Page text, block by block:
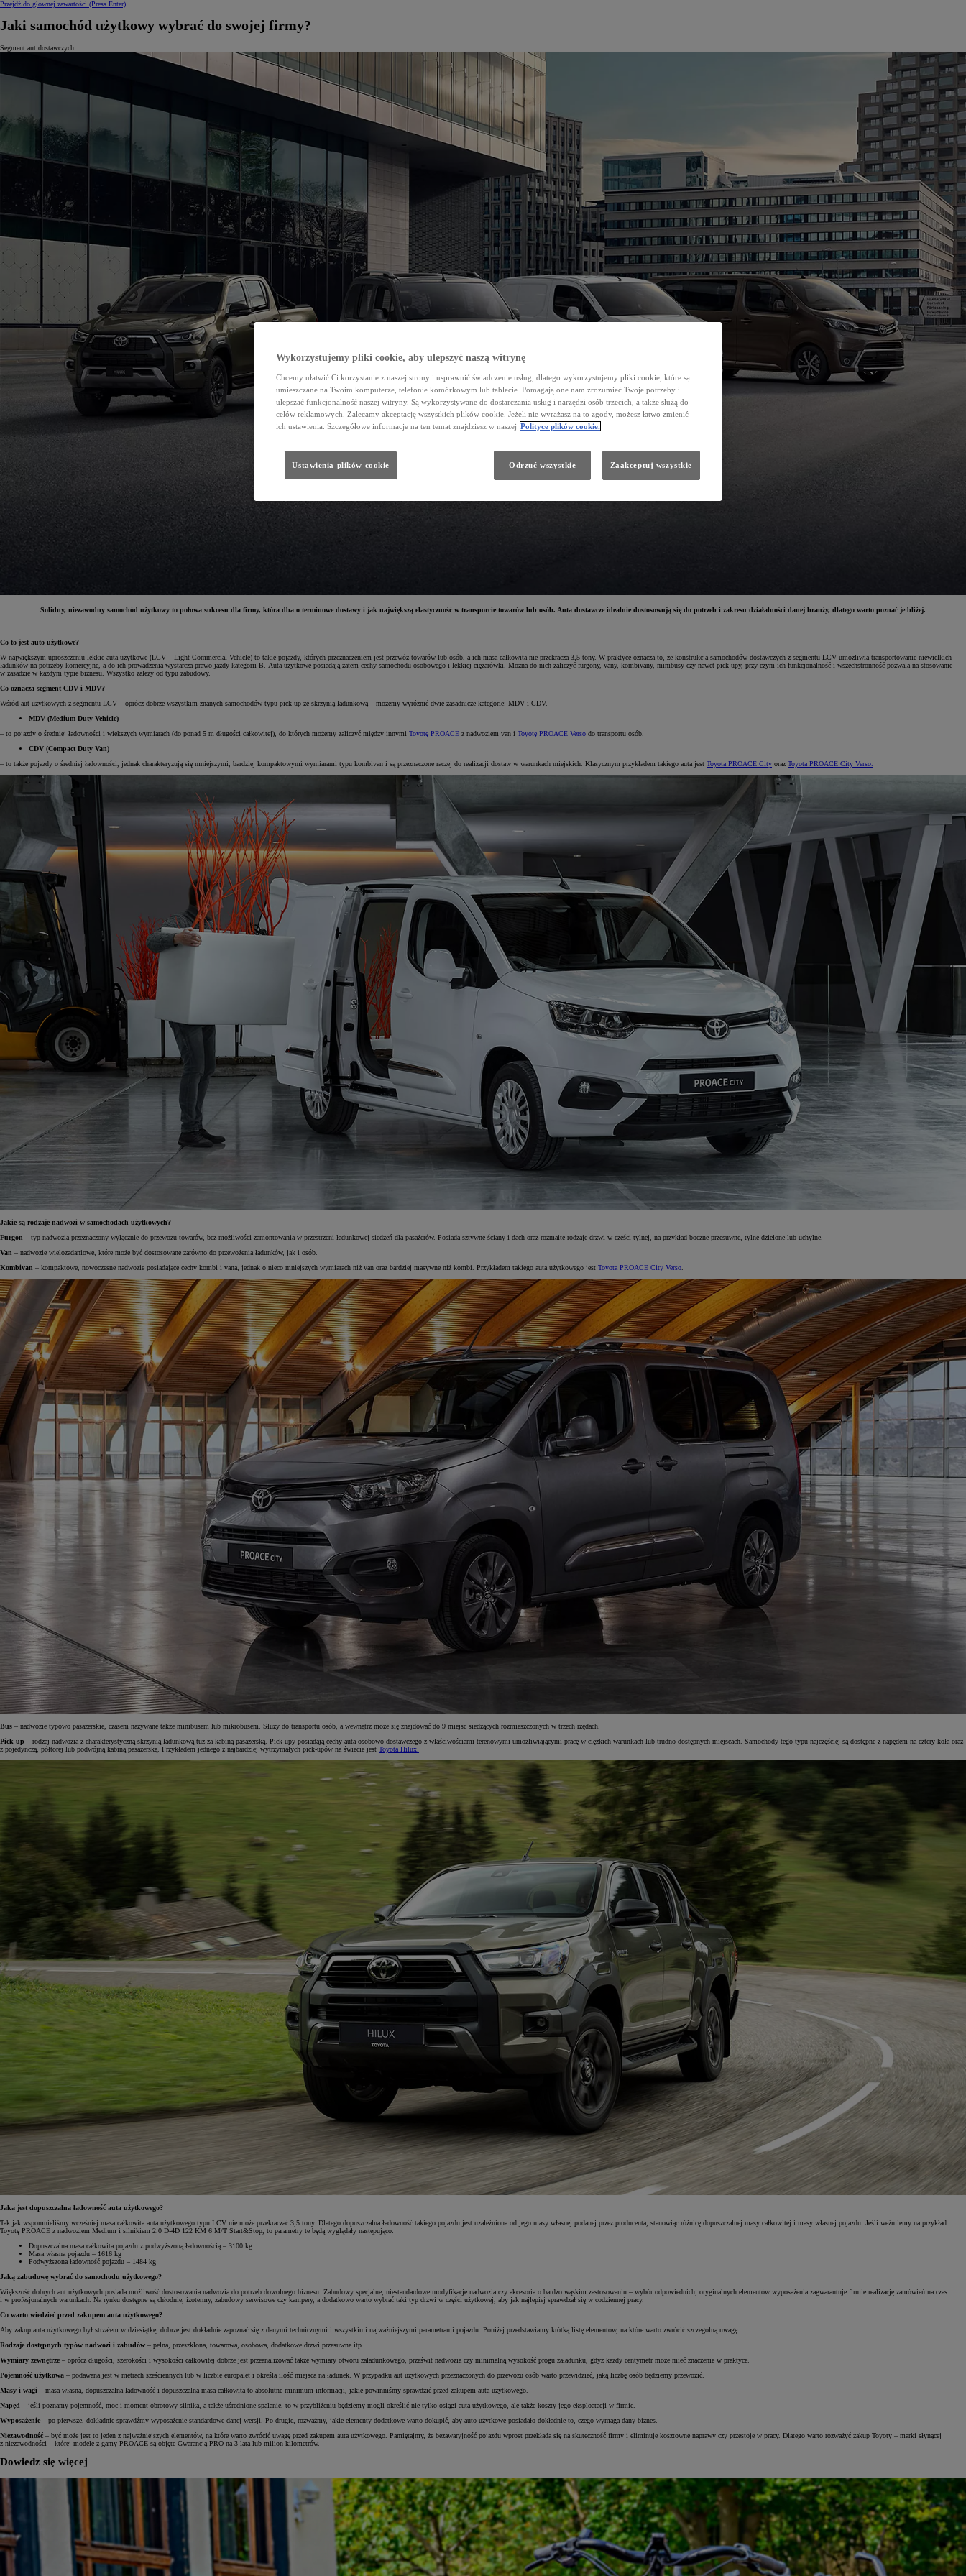
Przejdź do głównej zawartości (Press Enter)
Jaki samochód użytkowy wybrać do swojej firmy?
Segment aut dostawczych
Solidny, niezawodny samochód użytkowy to połowa sukcesu dla firmy, która dba o terminowe dostawy i jak największą elastyczność w transporcie towarów lub osób. Auta dostawcze idealnie dostosowują się do potrzeb i zakresu działalności danej branży, dlatego warto poznać je bliżej.
Co to jest auto użytkowe?
W największym uproszczeniu lekkie auta użytkowe (LCV – Light Commercial Vehicle) to takie pojazdy, których przeznaczeniem jest przewóz towarów lub osób, a ich masa całkowita nie przekracza 3,5 tony. W praktyce oznacza to, że konstrukcja samochodów dostawczych z segmentu LCV umożliwia transportowanie niewielkich
ładunków na potrzeby komercyjne, a do ich prowadzenia wystarcza prawo jazdy kategorii B. Auta użytkowe posiadają zatem cechy samochodu osobowego i lekkiej ciężarówki. Można do nich zaliczyć furgony, vany, kombivany, minibusy czy nawet pick-upy, przy czym ich funkcjonalność i wszechstronność pozwala na stosowanie
w zasadzie w każdym typie biznesu. Wszystko zależy od typu zabudowy.
Co oznacza segment CDV i MDV?
Wśród aut użytkowych z segmentu LCV – oprócz dobrze wszystkim znanych samochodów typu pick-up ze skrzynią ładunkową – możemy wyróżnić dwie zasadnicze kategorie: MDV i CDV.
MDV (Medium Duty Vehicle)
– to pojazdy o średniej ładowności i większych wymiarach (do ponad 5 m długości całkowitej), do których możemy zaliczyć między innymi Toyotę PROACE z nadwoziem van i Toyotę PROACE Verso do transportu osób.
CDV (Compact Duty Van)
– to także pojazdy o średniej ładowności, jednak charakteryzują się mniejszymi, bardziej kompaktowymi wymiarami typu kombivan i są przeznaczone raczej do realizacji dostaw w warunkach miejskich. Klasycznym przykładem takiego auta jest Toyota PROACE City oraz Toyota PROACE City Verso.
Jakie są rodzaje nadwozi w samochodach użytkowych?
Furgon – typ nadwozia przeznaczony wyłącznie do przewozu towarów, bez możliwości zamontowania w przestrzeni ładunkowej siedzeń dla pasażerów. Posiada sztywne ściany i dach oraz rozmaite rodzaje drzwi w części tylnej, na przykład boczne przesuwne, tylne dzielone lub uchylne.
Van – nadwozie wielozadaniowe, które może być dostosowane zarówno do przewożenia ładunków, jak i osób.
Kombivan – kompaktowe, nowoczesne nadwozie posiadające cechy kombi i vana, jednak o nieco mniejszych wymiarach niż van oraz bardziej masywne niż kombi. Przykładem takiego auta użytkowego jest Toyota PROACE City Verso
Bus – nadwozie typowo pasażerskie, czasem nazywane także minibusem lub mikrobusem. Służy do transportu osób, a wewnątrz może się znajdować do 9 miejsc siedzących rozmieszczonych w trzech rzędach.
Pick-up – rodzaj nadwozia z charakterystyczną skrzynią ładunkową tuż za kabiną pasażerską. Pick-upy posiadają cechy auta osobowo-dostawczego z właściwościami terenowymi umożliwiającymi pracę w ciężkich warunkach lub trudno dostępnych miejscach. Samochody tego typu najczęściej są dostępne z napędem na cztery koła oraz
z pojedynczą, półtorej lub podwójną kabiną pasażerską. Przykładem jednego z najbardziej wytrzymałych pick-upów na świecie jest Toyota Hilux.
Jaka jest dopuszczalna ładowność auta użytkowego?
Tak jak wspomnieliśmy wcześniej masa całkowita auta użytkowego typu LCV nie może przekraczać 3,5 tony. Dlatego dopuszczalna ładowność takiego pojazdu jest uzależniona od jego masy własnej podanej przez producenta, stanowiąc różnicę dopuszczalnej masy całkowitej i masy własnej pojazdu. Jeśli weźmiemy na przykład
Toyotę PROACE z nadwoziem Medium i silnikiem 2.0 D-4D 122 KM 6 M/T Start&Stop, to parametry te będą wyglądały następująco:
Dopuszczalna masa całkowita pojazdu z podwyższoną ładownością – 3100 kg
Masa własna pojazdu – 1616 kg
Podwyższona ładowność pojazdu – 1484 kg
Jaką zabudowę wybrać do samochodu użytkowego?
Większość dobrych aut użytkowych posiada możliwość dostosowania nadwozia do potrzeb dowolnego biznesu. Zabudowy specjalne, niestandardowe modyfikacje nadwozia czy akcesoria o bardzo wąskim zastosowaniu – wybór odpowiednich, oryginalnych elementów wyposażenia zagwarantuje firmie realizację zamówień na czas
i w profesjonalnych warunkach. Na rynku dostępne są chłodnie, izotermy, zabudowy serwisowe czy kampery, a dodatkowo warto wybrać taki typ drzwi w części użytkowej, aby jak najlepiej sprawdzał się w codziennej pracy.
Co warto wiedzieć przed zakupem auta użytkowego?
Aby zakup auta użytkowego był strzałem w dziesiątkę, dobrze jest dokładnie zapoznać się z danymi technicznymi i wszystkimi najważniejszymi parametrami pojazdu. Poniżej przedstawiamy krótką listę elementów, na które warto zwrócić szczególną uwagę.
Rodzaje dostępnych typów nadwozi i zabudów – pełna, przeszklona, towarowa, osobowa, dodatkowe drzwi przesuwne itp.
Wymiary zewnętrze – oprócz długości, szerokości i wysokości całkowitej dobrze jest przeanalizować także wymiary otworu załadunkowego, prześwit nadwozia czy minimalną wysokość progu załadunku, gdyż każdy centymetr może mieć znaczenie w praktyce.
Pojemność użytkowa – podawana jest w metrach sześciennych lub w liczbie europalet i określa ilość miejsca na ładunek. W przypadku aut użytkowych przeznaczonych do przewozu osób warto przewidzieć, jaką liczbę osób będziemy przewozić.
Masy i wagi – masa własna, dopuszczalna ładowność i dopuszczalna masa całkowita to absolutne minimum informacji, jakie powinniśmy sprawdzić przed zakupem auta użytkowego.
Napęd – jeśli poznamy pojemność, moc i moment obrotowy silnika, a także uśrednione spalanie, to w przybliżeniu będziemy mogli określić nie tylko osiągi auta użytkowego, ale także koszty jego eksploatacji w firmie.
Wyposażenie – po pierwsze, dokładnie sprawdźmy wyposażenie standardowe danej wersji. Po drugie, rozważmy, jakie elementy dodatkowe warto dokupić, aby auto użytkowe posiadało dokładnie to, czego wymaga dany biznes.
Niezawodność – być może jest to jeden z najważniejszych elementów, na które warto zwrócić uwagę przed zakupem auta użytkowego. Pamiętajmy, że bezawaryjność pojazdu wprost przekłada się na skuteczność firmy i eliminuje kosztowne naprawy czy przestoje w pracy. Dlatego warto rozważyć zakup Toyoty – marki słynącej
z niezawodności – której modele z gamy PROACE są objęte Gwarancją PRO na 3 lata lub milion kilometrów.
Dowiedz się więcej
Wykorzystujemy pliki cookie, aby ulepszyć naszą witrynę
Chcemy ułatwić Ci korzystanie z naszej strony i usprawnić świadczenie usług, dlatego wykorzystujemy pliki cookie, które są
umieszczane na Twoim komputerze, telefonie komórkowym lub tablecie. Pomagają one nam zrozumieć Twoje potrzeby i
ulepszać funkcjonalność naszej witryny. Są wykorzystywane do dostarczania usług i narzędzi osób trzecich, a także służą do
celów reklamowych. Zalecamy akceptację wszystkich plików cookie. Jeżeli nie wyrażasz na to zgody, możesz łatwo zmienić
ich ustawienia. Szczegółowe informacje na ten temat znajdziesz w naszej Polityce plików cookie.
Ustawienia plików cookie Odrzuć wszystkie Zaakceptuj wszystkie